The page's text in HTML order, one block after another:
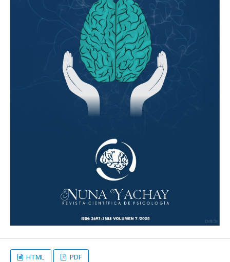
HTML PDF